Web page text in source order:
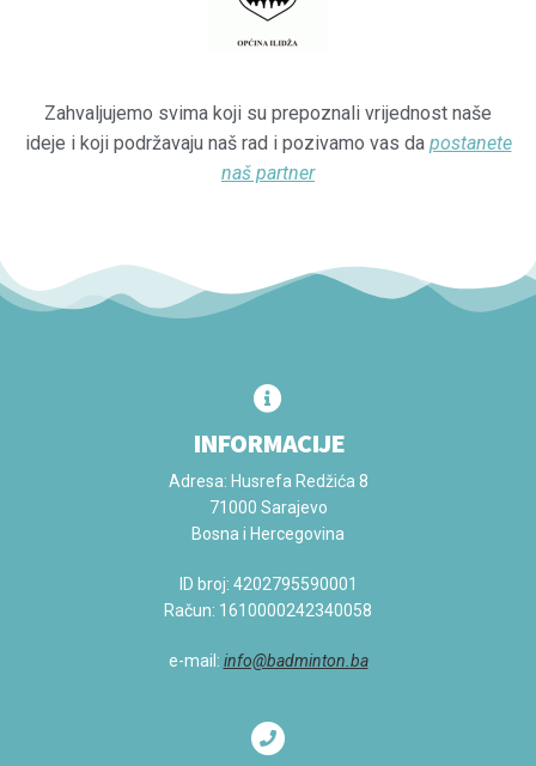
Zahvaljujemo svima koji su prepoznali vrijednost naše
ideje i koji podržavaju naš rad i pozivamo vas da postanete
naš partner
INFORMACIJE
Adresa: Husrefa Redžića 8
71000 Sarajevo
Bosna i Hercegovina
ID broj: 4202795590001
Račun: 1610000242340058
e-mail: info@badminton.ba